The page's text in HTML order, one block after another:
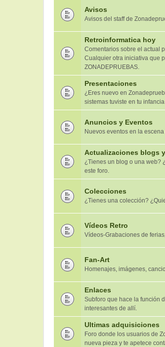
Avisos
Avisos del staff de
Retroinformatica hoy
Comentarios sobre el actual
Cualquier otra iniciativa que
ZONADEPRUEBAS.
Presentaciones
¿Eres nuevo en
sistemas tuviste en tu
Anuncios y Eventos
Nuevos eventos en la
Actualizaciones blogs
¿Tienes un blog o una web?
este foro.
Colecciones
¿Tienes una colección?
Vídeos Retro
Vídeos-Grabaciones de
Fan-Art
Homenajes, imágenes,
Enlaces
Subforo que hace la función
interesantes de allí.
Ultimas adquisiciones
Foro donde los usuarios de
nueva pieza y te apetece